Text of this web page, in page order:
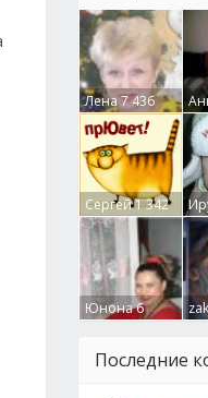
Лена7 436
Сергей1 342
Юнона6
Последние